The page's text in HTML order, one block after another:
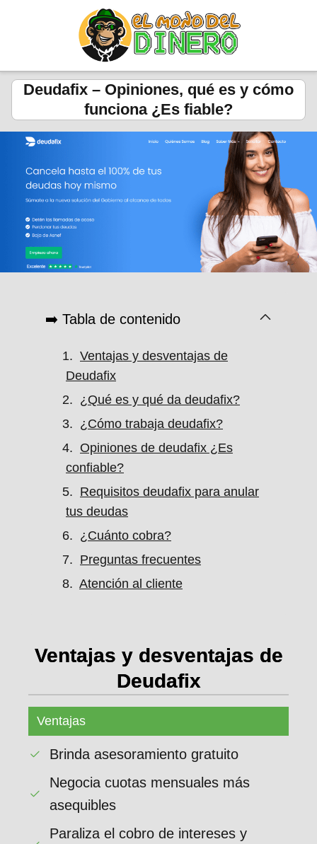
Deudafix – Opiniones, qué es y cómo
funciona ¿Es fiable?
➡️ Tabla de contenido
Ventajas y desventajas de
Deudafix
¿Qué es y qué da deudafix?
¿Cómo trabaja deudafix?
Opiniones de deudafix ¿Es
confiable?
Requisitos deudafix para anular
tus deudas
¿Cuánto cobra?
Preguntas frecuentes
Atención al cliente
Ventajas y desventajas de
Deudafix
Ventajas
Brinda asesoramiento gratuito
Negocia cuotas mensuales más
asequibles
Paraliza el cobro de intereses y